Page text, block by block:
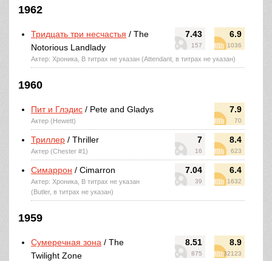
1962
7.43
157
6.9
1036
Тридцать три несчастья / The
Notorious Landlady
Актер: Хроника, В титрах не указан (Attendant, в титрах не указан)
1960
7.9
70
Пит и Глэдис / Pete and Gladys
Актер (Hewett)
7
16
8.4
623
Триллер / Thriller
Актер (Chester #1)
7.04
39
6.4
1632
Симаррон / Cimarron
Актер: Хроника, В титрах не указан
(Butler, в титрах не указан)
1959
8.51
875
8.9
32123
Сумеречная зона / The
Twilight Zone